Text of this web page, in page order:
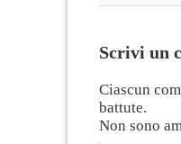
Scrivi un
Ciascun
battute.
Non sono